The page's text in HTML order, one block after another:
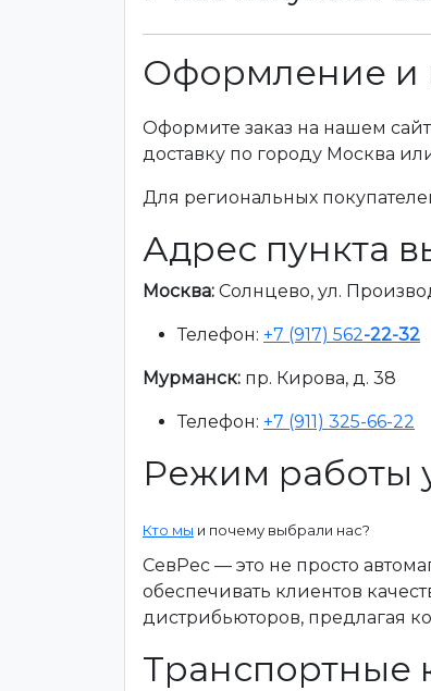
Оформление и
Оформите заказ на нашем
доставку по городу Москва
Для региональных
Адрес пункта
Москва: Солнцево, ул.
Телефон: +7 (917) 562-22-32
Мурманск: пр. Кирова, д. 38
Телефон: +7 (911) 325-66-22
Режим работы
Кто мы и почему выбрали нас?
СевРес — это не просто
обеспечивать клиентов
дистрибьюторов, предлагая
Транспортные